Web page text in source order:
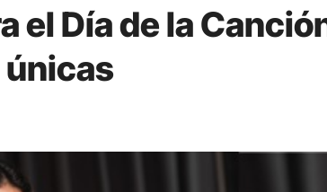
el Día de la